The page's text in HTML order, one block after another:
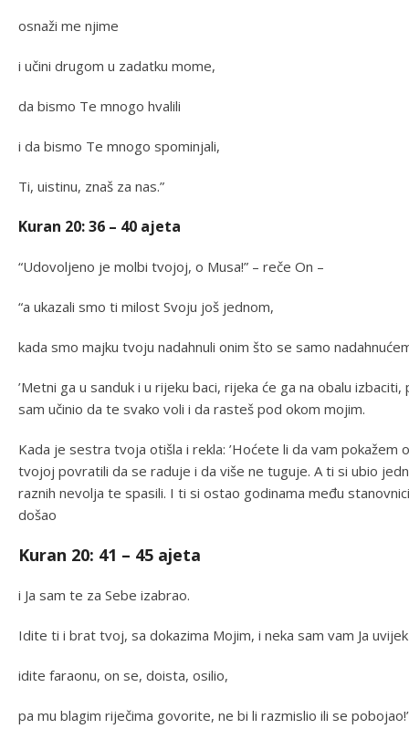
osnaži me njime
i učini drugom u zadatku mome,
da bismo Te mnogo hvalili
i da bismo Te mnogo spominjali,
Ti, uistinu, znaš za nas.”
Kuran 20: 36 – 40 ajeta
“Udovoljeno je molbi tvojoj, o Musa!” – reče On –
“a ukazali smo ti milost Svoju još jednom,
kada smo majku tvoju nadahnuli onim što se samo
’Metni ga u sanduk i u rijeku baci, rijeka će ga na obalu
sam učinio da te svako voli i da rasteš pod okom mojim.
Kada je sestra tvoja otišla i rekla: ’Hoćete li da vam pokažem
tvojoj povratili da se raduje i da više ne tuguje. A ti si ubio
raznih nevolja te spasili. I ti si ostao godinama među
došao
Kuran 20: 41 – 45 ajeta
i Ja sam te za Sebe izabrao.
Idite ti i brat tvoj, sa dokazima Mojim, i neka sam vam Ja
idite faraonu, on se, doista, osilio,
pa mu blagim riječima govorite, ne bi li razmislio ili se